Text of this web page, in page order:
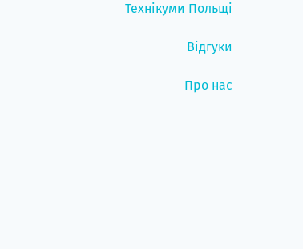
Технікуми Польщі
Відгуки
Про нас